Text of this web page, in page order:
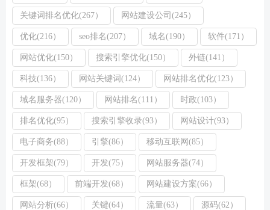
关键词排名优化(267） 网站建设公司(245）
优化(216） seo排名(207） 域名(190） 软件(171）
网站优化(150） 搜索引擎优化(150） 外链(141）
科技(136） 网站关键词(124） 网站排名优化(123）
域名服务器(120） 网站排名(111） 时政(103）
排名优化(95） 搜索引擎收录(93） 网站设计(93）
电子商务(88） 引擎(86） 移动互联网(85）
开发框架(79） 开发(75） 网站服务器(74）
框架(68） 前端开发(68） 网站建设方案(66）
网站分析(66） 关键(64） 流量(63） 源码(62）